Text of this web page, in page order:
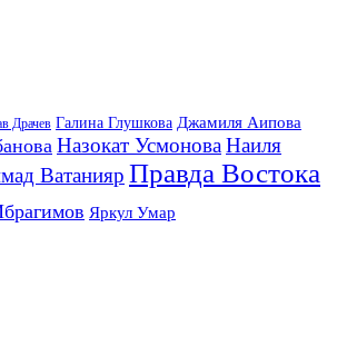
Драчев Галина Глушкова Джамиля Аипова
Назокат УсмоноваНаиля
Ватанияр Правда Востока
Яркул Умар